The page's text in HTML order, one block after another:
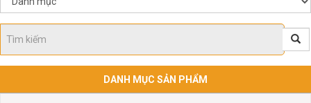
DANH MỤC SẢN PHẨM